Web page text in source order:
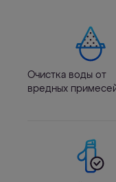
Очистка воды от
вредных